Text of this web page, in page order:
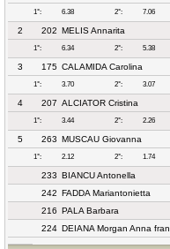
1°: 6.38 2°: 7.06
2 202 MELIS Annarita
1°: 6.34 2°: 5.38
3 175 CALAMIDA Carolina
1°: 3.70 2°: 3.07
4 207 ALCIATOR Cristina
1°: 3.44 2°: 2.26
5 263 MUSCAU Giovanna
1°: 2.12 2°: 1.74
233 BIANCU Antonella
242 FADDA Mariantonietta
216 PALA Barbara
224 DEIANA Morgan Anna fran